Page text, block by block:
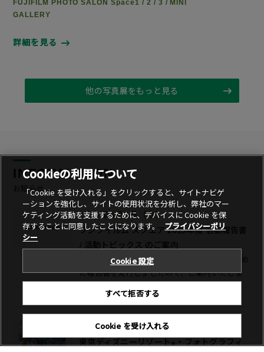
FUJIFILM PHOTO SALON Space1 / 2 / 3 / MINI
GALLERY
詳細を見る
他の写真展をもっと見る
INFORMATION
お知らせ
2026年8月6日（木）
フジフイルム スクエア 2025年度 活動報告書
/ 活動トピックス のご案内
フジフイルム スクエア 2025年度の活動をまとめ
た報告書を発行しましたので、ご案内いたしま
2026年7月23日（木）
東京ディズニーリゾート®・フォトグラフィ
Cookieの利用について
「Cookie を受け入れる」をクリックすると、サイトナビゲ
ーションを強化し、サイトの使用状況を分析し、弊社のマー
ケティング活動を支援するために、デバイスに Cookie を保
存することに同意したことになります。 プライバシーポリ
シー
Cookie 設定
すべて拒否する
Cookie を受け入れる